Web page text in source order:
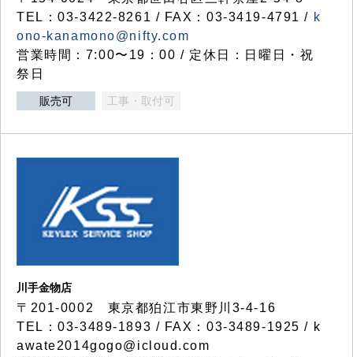
TEL：03-3422-8261 / FAX：03-3419-4791 / k
ono-kanamono@nifty.com
営業時間：7:00〜19：00 / 定休日：日曜日・祝
祭日
販売可 工事・取付可
川手金物店
〒201-0002 東京都狛江市東野川3-4-16
TEL：03-3489-1893 / FAX：03-3489-1925 / k
awate2014gogo@icloud.com